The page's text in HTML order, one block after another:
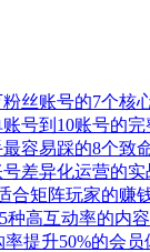
丝账号的7个核
号到10账号的完
容易踩的8个致
差异化运营的实
合矩阵玩家的赚
种高互动率的内
提升50%的会员